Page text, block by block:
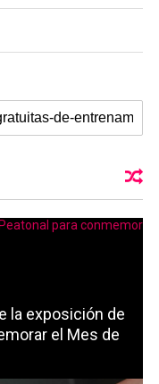
la exposición de
el Mes de